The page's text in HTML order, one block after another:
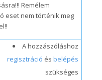
Remélem
eset nem történik meg
A hozzászóláshoz
regisztráció és belépés
szükséges